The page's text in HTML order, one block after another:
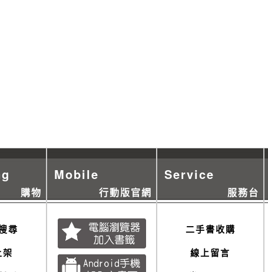
購物
尋
Mobile
行動版官網
Service
服務台
二手書收購
線上留言